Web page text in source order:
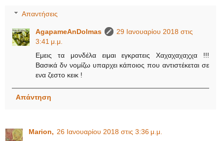
Απαντήσεις
AgapameAnDolmas
29 Ιανουαρίου 2018 στις
3:41 μ.μ.
Εμεις τα μονδέλα ειμαι εγκρατεις Χαχαχαχαχχα !!!
Βασικά δν νομίζω υπαρχει κάποιος που αντιστέκεται σε
ενα ζεστο κεικ !
Απάντηση
Μarion, 26 Ιανουαρίου 2018 στις 3:36 μ.μ.